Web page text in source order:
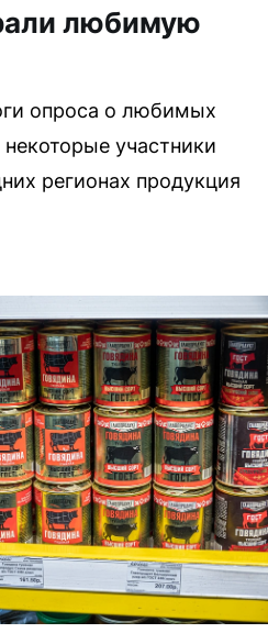
любимую
опроса о любимых
участники
регионах продукция